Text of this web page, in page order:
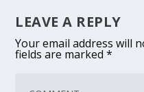
LEAVE A REPLY
Your email address will
fields are marked*